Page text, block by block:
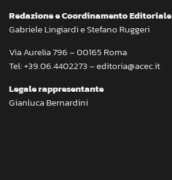
Redazione e Coordinamento Editoriale
Gabriele Lingiardi e Stefano Ruggeri
Via Aurelia 796 – 00165 Roma
Tel: +39.06.4402273 – editoria@acec.it
Legale rappresentante
Gianluca Bernardini